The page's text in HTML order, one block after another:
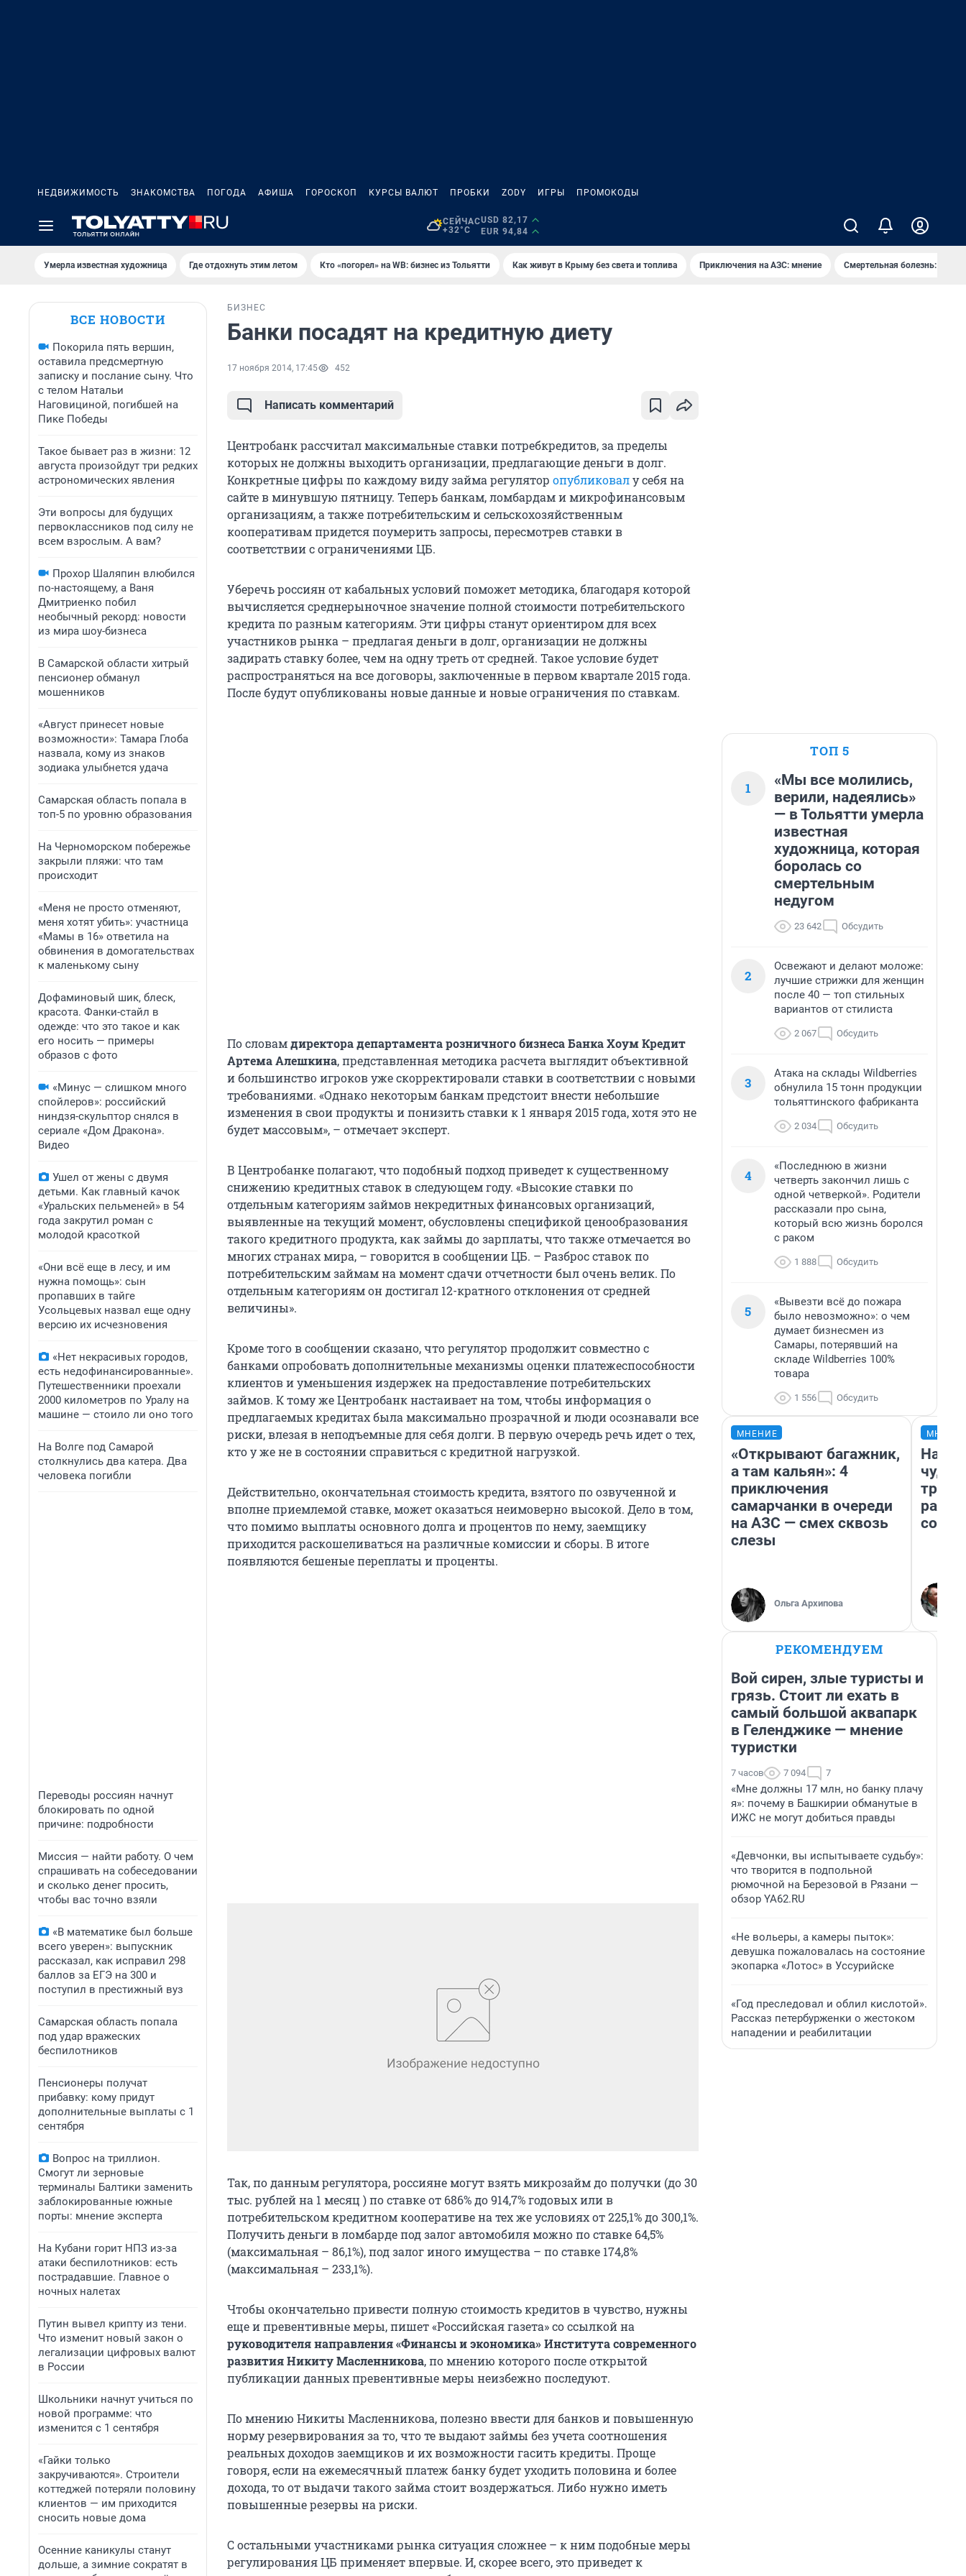
НЕДВИЖИМОСТЬ ЗНАКОМСТВА ПОГОДА АФИША ГОРОСКОП КУРСЫ ВАЛЮТ ПРОБКИ ZODY ИГРЫ ПРОМОКОДЫ
СЕЙЧАС
+32°C
USD 82,17
EUR 94,84
Умерла известная художница Где отдохнуть этим летом Кто «погорел» на WB: бизнес из Тольятти Как живут в Крыму без света и топлива Приключения на АЗС: мнение Смертельная болезнь:
ВСЕ НОВОСТИ
Покорила пять вершин,
оставила предсмертную
записку и послание сыну. Что
с телом Натальи
Наговициной, погибшей на
Пике Победы
Такое бывает раз в жизни: 12
августа произойдут три редких
астрономических явления
Эти вопросы для будущих
первоклассников под силу не
всем взрослым. А вам?
Прохор Шаляпин влюбился
по-настоящему, а Ваня
Дмитриенко побил
необычный рекорд: новости
из мира шоу-бизнеса
В Самарской области хитрый
пенсионер обманул
мошенников
«Август принесет новые
возможности»: Тамара Глоба
назвала, кому из знаков
зодиака улыбнется удача
Самарская область попала в
топ-5 по уровню образования
На Черноморском побережье
закрыли пляжи: что там
происходит
«Меня не просто отменяют,
меня хотят убить»: участница
«Мамы в 16» ответила на
обвинения в домогательствах
к маленькому сыну
Дофаминовый шик, блеск,
красота. Фанки-стайл в
одежде: что это такое и как
его носить — примеры
образов с фото
«Минус — слишком много
спойлеров»: российский
ниндзя-скульптор снялся в
сериале «Дом Дракона».
Видео
Ушел от жены с двумя
детьми. Как главный качок
«Уральских пельменей» в 54
года закрутил роман с
молодой красоткой
«Они всё еще в лесу, и им
нужна помощь»: сын
пропавших в тайге
Усольцевых назвал еще одну
версию их исчезновения
«Нет некрасивых городов,
есть недофинансированные».
Путешественники проехали
2000 километров по Уралу на
машине — стоило ли оно того
На Волге под Самарой
столкнулись два катера. Два
человека погибли
Переводы россиян начнут
блокировать по одной
причине: подробности
Миссия — найти работу. О чем
спрашивать на собеседовании
и сколько денег просить,
чтобы вас точно взяли
«В математике был больше
всего уверен»: выпускник
рассказал, как исправил 298
баллов за ЕГЭ на 300 и
поступил в престижный вуз
Самарская область попала
под удар вражеских
беспилотников
Пенсионеры получат
прибавку: кому придут
дополнительные выплаты с 1
сентября
Вопрос на триллион.
Смогут ли зерновые
терминалы Балтики заменить
заблокированные южные
порты: мнение эксперта
На Кубани горит НПЗ из-за
атаки беспилотников: есть
пострадавшие. Главное о
ночных налетах
Путин вывел крипту из тени.
Что изменит новый закон о
легализации цифровых валют
в России
Школьники начнут учиться по
новой программе: что
изменится с 1 сентября
«Гайки только
закручиваются». Строители
коттеджей потеряли половину
клиентов — им приходится
сносить новые дома
Осенние каникулы станут
дольше, а зимние сократят в
БИЗНЕС
Банки посадят на кредитную диету
17 ноября 2014, 17:45 452
Написать комментарий
Центробанк рассчитал максимальные ставки потребкредитов, за пределы
которых не должны выходить организации, предлагающие деньги в долг.
Конкретные цифры по каждому виду займа регулятор опубликовалу себя на
сайте в минувшую пятницу. Теперь банкам, ломбардам и микрофинансовым
организациям, а также потребительским и сельскохозяйственным
кооперативам придется поумерить запросы, пересмотрев ставки в
соответствии с ограничениями ЦБ.
Уберечь россиян от кабальных условий поможет методика, благодаря которой
вычисляется среднерыночное значение полной стоимости потребительского
кредита по разным категориям. Эти цифры станут ориентиром для всех
участников рынка – предлагая деньги в долг, организации не должны
задирать ставку более, чем на одну треть от средней. Такое условие будет
распространяться на все договоры, заключенные в первом квартале 2015 года.
После будут опубликованы новые данные и новые ограничения по ставкам.
По словамдиректора департамента розничного бизнеса Банка Хоум Кредит
Артема Алешкина, представленная методика расчета выглядит объективной
и большинство игроков уже скорректировали ставки в соответствии с новыми
требованиями. «Однако некоторым банкам предстоит внести небольшие
изменения в свои продукты и понизить ставки к 1 января 2015 года, хотя это не
будет массовым», – отмечает эксперт.
В Центробанке полагают, что подобный подход приведет к существенному
снижению кредитных ставок в следующем году. «Высокие ставки по
отдельным категориям займов некредитных финансовых организаций,
выявленные на текущий момент, обусловлены спецификой ценообразования
такого кредитного продукта, как займы до зарплаты, что также отмечается во
многих странах мира, – говорится в сообщении ЦБ. – Разброс ставок по
потребительским займам на момент сдачи отчетности был очень велик. По
отдельным категориям он достигал 12-кратного отклонения от средней
величины».
Кроме того в сообщении сказано, что регулятор продолжит совместно с
банками опробовать дополнительные механизмы оценки платежеспособности
клиентов и уменьшения издержек на предоставление потребительских
займов. К тому же Центробанк настаивает на том, чтобы информация о
предлагаемых кредитах была максимально прозрачной и люди осознавали все
риски, влезая в неподъемные для себя долги. В первую очередь речь идет о тех,
кто у же не в состоянии справиться с кредитной нагрузкой.
Действительно, окончательная стоимость кредита, взятого по озвученной и
вполне приемлемой ставке, может оказаться неимоверно высокой. Дело в том,
что помимо выплаты основного долга и процентов по нему, заемщику
приходится раскошеливаться на различные комиссии и сборы. В итоге
появляются бешеные переплаты и проценты.
Так, по данным регулятора, россияне могут взять микрозайм до получки (до 30
тыс. рублей на 1 месяц ) по ставке от 686% до 914,7% годовых или в
потребительском кредитном кооперативе на тех же условиях от 225,1% до 300,1%.
Получить деньги в ломбарде под залог автомобиля можно по ставке 64,5%
(максимальная – 86,1%), под залог иного имущества – по ставке 174,8%
(максимальная – 233,1%).
Чтобы окончательно привести полную стоимость кредитов в чувство, нужны
еще и превентивные меры, пишет «Российская газета» со ссылкой на
руководителя направления «Финансы и экономика» Института современного
развития Никиту Масленникова, по мнению которого после открытой
публикации данных превентивные меры неизбежно последуют.
По мнению Никиты Масленникова, полезно ввести для банков и повышенную
норму резервирования за то, что те выдают займы без учета соотношения
реальных доходов заемщиков и их возможности гасить кредиты. Проще
говоря, если на ежемесячный платеж банку будет уходить половина и более
дохода, то от выдачи такого займа стоит воздержаться. Либо нужно иметь
повышенные резервы на риски.
С остальными участниками рынка ситуация сложнее – к ним подобные меры
регулирования ЦБ применяет впервые. И, скорее всего, это приведет к
ТОП 5
1
«Мы все молились,
верили, надеялись»
— в Тольятти умерла
известная
художница, которая
боролась со
смертельным
недугом
23 642 Обсудить
2
Освежают и делают моложе:
лучшие стрижки для женщин
после 40 — топ стильных
вариантов от стилиста
2 067 Обсудить
3
Атака на склады Wildberries
обнулила 15 тонн продукции
тольяттинского фабриканта
2 034 Обсудить
4
«Последнюю в жизни
четверть закончил лишь с
одной четверкой». Родители
рассказали про сына,
который всю жизнь боролся
с раком
1 888 Обсудить
5
«Вывезти всё до пожара
было невозможно»: о чем
думает бизнесмен из
Самары, потерявший на
складе Wildberries 100%
товара
1 556 Обсудить
МНЕНИЕ
«Открывают багажник,
а там кальян»: 4
приключения
самарчанки в очереди
на АЗС — смех сквозь
слезы
Ольга Архипова
РЕКОМЕНДУЕМ
Вой сирен, злые туристы и
грязь. Стоит ли ехать в
самый большой аквапарк
в Геленджике — мнение
туристки
7 часов 7 094 7
«Мне должны 17 млн, но банку плачу
я»: почему в Башкирии обманутые в
ИЖС не могут добиться правды
«Девчонки, вы испытываете судьбу»:
что творится в подпольной
рюмочной на Березовой в Рязани —
обзор YA62.RU
«Не вольеры, а камеры пыток»:
девушка пожаловалась на состояние
экопарка «Лотос» в Уссурийске
«Год преследовал и облил кислотой».
Рассказ петербурженки о жестоком
нападении и реабилитации